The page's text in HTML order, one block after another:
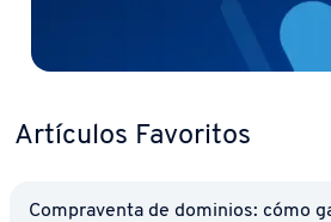
Artículos Favoritos
Co­m­pra­ve­n­ta de dominios: cómo